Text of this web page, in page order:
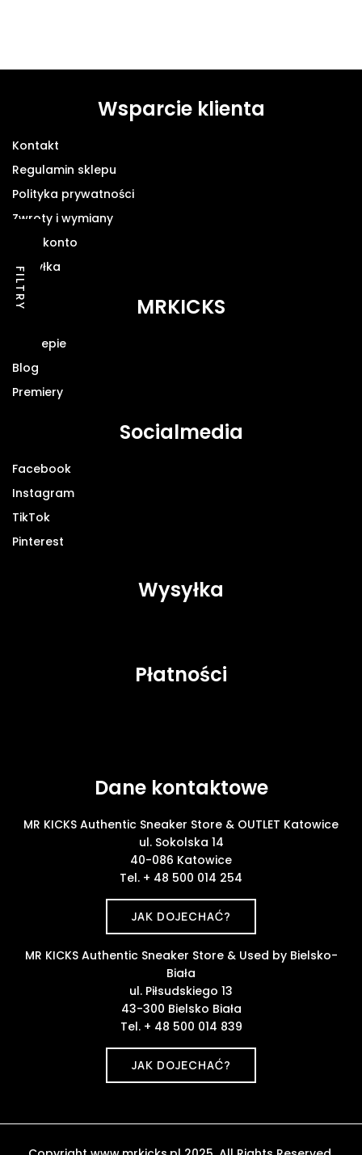
FILTRY
Wsparcie klienta
Kontakt
Regulamin sklepu
Polityka prywatności
Zwroty i wymiany
Moje konto
Wysyłka
MRKICKS
O sklepie
Blog
Premiery
Socialmedia
Facebook
Instagram
TikTok
Pinterest
Wysyłka
Płatności
Dane kontaktowe
MR KICKS Authentic Sneaker Store & OUTLET Katowice
ul. Sokolska 14
40-086 Katowice
Tel. + 48 500 014 254
JAK DOJECHAĆ?
MR KICKS Authentic Sneaker Store & Used by Bielsko-
Biała
ul. Piłsudskiego 13
43-300 Bielsko Biała
Tel. + 48 500 014 839
JAK DOJECHAĆ?